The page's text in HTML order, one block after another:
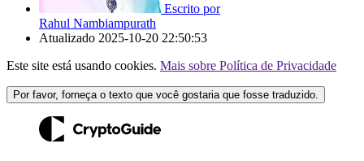
Escrito por
Rahul Nambiampurath
Atualizado 2025-10-20 22:50:53
Este site está usando cookies. Mais sobre Política de Privacidade
Por favor, forneça o texto que você gostaria que fosse traduzido.